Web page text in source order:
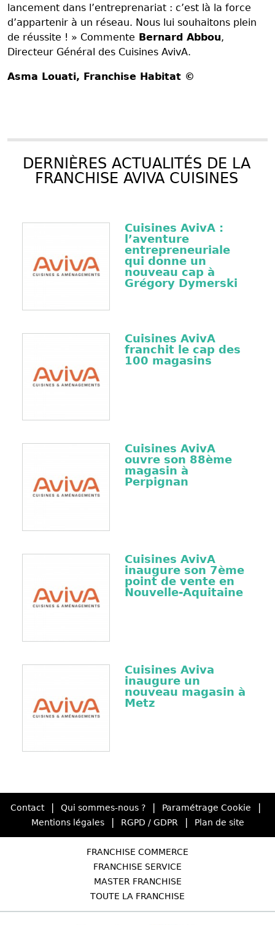
lancement dans l’entreprenariat : c’est là la force
d’appartenir à un réseau. Nous lui souhaitons plein
de réussite ! » Commente Bernard Abbou,
Directeur Général des Cuisines AvivA.
Asma Louati, Franchise Habitat ©
DERNIÈRES ACTUALITÉS DE LA
FRANCHISE AVIVA CUISINES
Cuisines AvivA :
l’aventure
entrepreneuriale
qui donne un
nouveau cap à
Grégory Dymerski
Cuisines AvivA
franchit le cap des
100 magasins
Cuisines AvivA
ouvre son 88ème
magasin à
Perpignan
Cuisines AvivA
inaugure son 7ème
point de vente en
Nouvelle-Aquitaine
Cuisines Aviva
inaugure un
nouveau magasin à
Metz
Contact Qui sommes-nous ? Paramétrage Cookie
Mentions légales RGPD / GDPR Plan de site
FRANCHISE COMMERCE
FRANCHISE SERVICE
MASTER FRANCHISE
TOUTE LA FRANCHISE